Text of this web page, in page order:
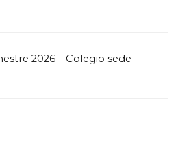
2026 – Colegio sede